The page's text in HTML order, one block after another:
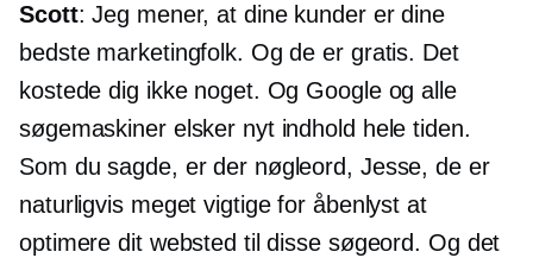
Scott: Jeg mener, at dine kunder er dine
bedste marketingfolk. Og de er gratis. Det
kostede dig ikke noget. Og Google og alle
søgemaskiner elsker nyt indhold hele tiden.
Som du sagde, er der nøgleord, Jesse, de er
naturligvis meget vigtige for åbenlyst at
optimere dit websted til disse søgeord. Og det